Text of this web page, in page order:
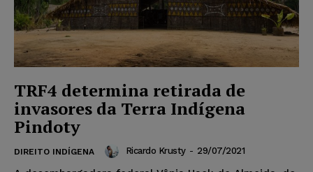
TRF4 determina retirada de
invasores da Terra Indígena
Pindoty
DIREITO INDÍGENA Ricardo Krusty - 29/07/2021